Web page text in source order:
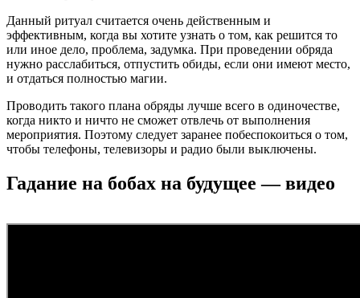
Данный ритуал считается очень действенным и
эффективным, когда вы хотите узнать о том, как решится то
или иное дело, проблема, задумка. При проведении обряда
нужно расслабиться, отпустить обиды, если они имеют место,
и отдаться полностью магии.
Проводить такого плана обряды лучше всего в одиночестве,
когда никто и ничто не сможет отвлечь от выполнения
мероприятия. Поэтому следует заранее побеспокоиться о том,
чтобы телефоны, телевизоры и радио были выключены.
Гадание на бобах на будущее — видео